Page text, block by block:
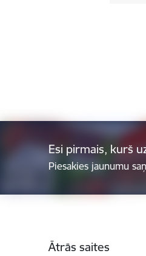
Esi pirmais, kurš
Piesakies jaunumu
Ātrās saites